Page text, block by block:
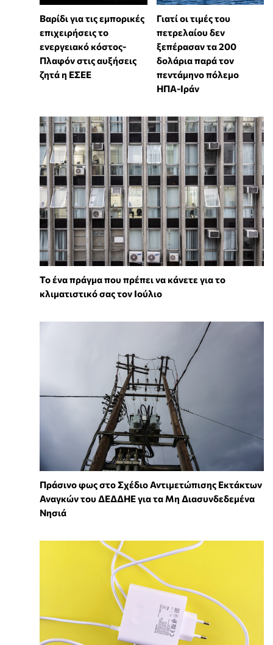
Βαρίδι για τις εμπορικές
επιχειρήσεις το
ενεργειακό κόστος-
Πλαφόν στις αυξήσεις
ζητά η ΕΣΕΕ
Γιατί οι τιμές του
πετρελαίου δεν
ξεπέρασαν τα 200
δολάρια παρά τον
πεντάμηνο πόλεμο
ΗΠΑ-Ιράν
Το ένα πράγμα που πρέπει να κάνετε για το
κλιματιστικό σας τον Ιούλιο
Πράσινο φως στο Σχέδιο Αντιμετώπισης Εκτάκτων
Αναγκών του ΔΕΔΔΗΕ για τα Μη Διασυνδεδεμένα
Νησιά